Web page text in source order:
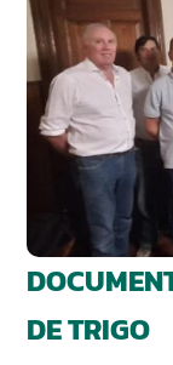
DE TRIGO